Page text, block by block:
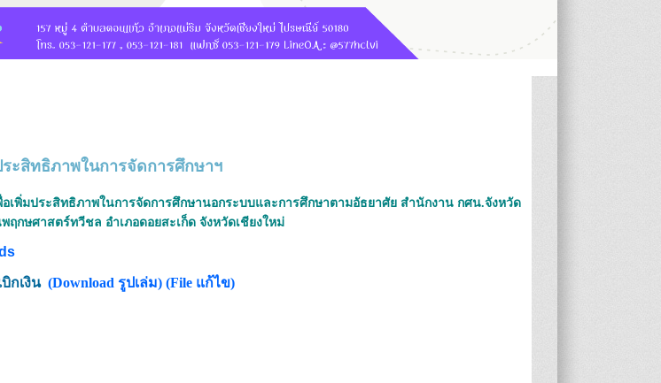
ะสิทธิภาพในการจัดการศึกษาฯ
อเพิ่มประสิทธิภาพในการจัดการศึกษานอกระบบและการศึกษาตามอัธยาศัย สำนักงาน กศน.จังหวัด
ฤกษศาสตร์ทวีชล อำเภอดอยสะเก็ด จังหวัดเชียงใหม่
กเงิน (Download รูปเล่ม) (File แก้ไข)